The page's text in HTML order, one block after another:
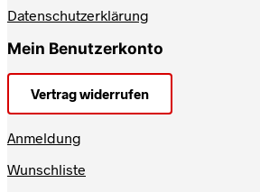
Datenschutzerklärung
Mein Benutzerkonto
Vertrag widerrufen
Anmeldung
Wunschliste